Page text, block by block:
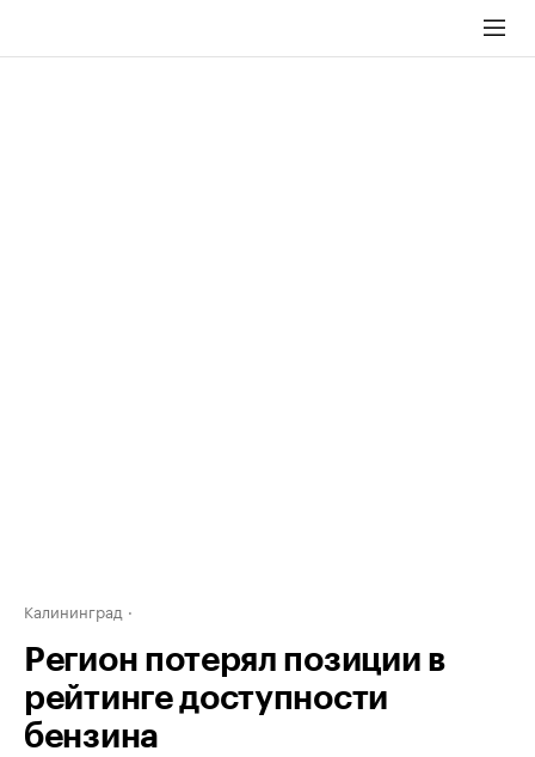
Калининград
Регион потерял позиции в
рейтинге доступности
бензина